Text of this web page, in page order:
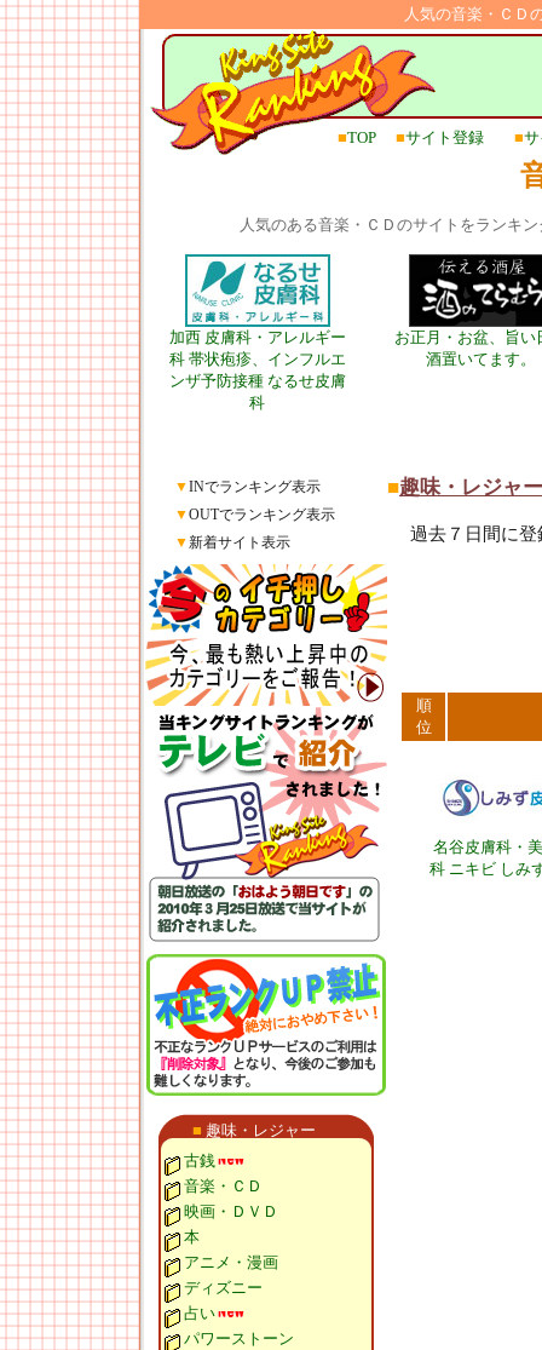
人気の音楽・ＣＤ
■TOP ■サイト登録 ■
人気のある音楽・ＣＤのサイトをランキ
加西 皮膚科・アレルギー
科 帯状疱疹、インフルエ
ンザ予防接種 なるせ皮膚
科
お正月・お盆、旨い
酒置いてます。
▼INでランキング表示
▼OUTでランキング表示
▼新着サイト表示
■ 趣味・レジャー
古銭
音楽・ＣＤ
映画・ＤＶＤ
本
アニメ・漫画
ディズニー
占い
パワーストーン
■趣味・レジャー
過去７日間に
順
位
名谷皮膚科・
科 ニキビ しみ